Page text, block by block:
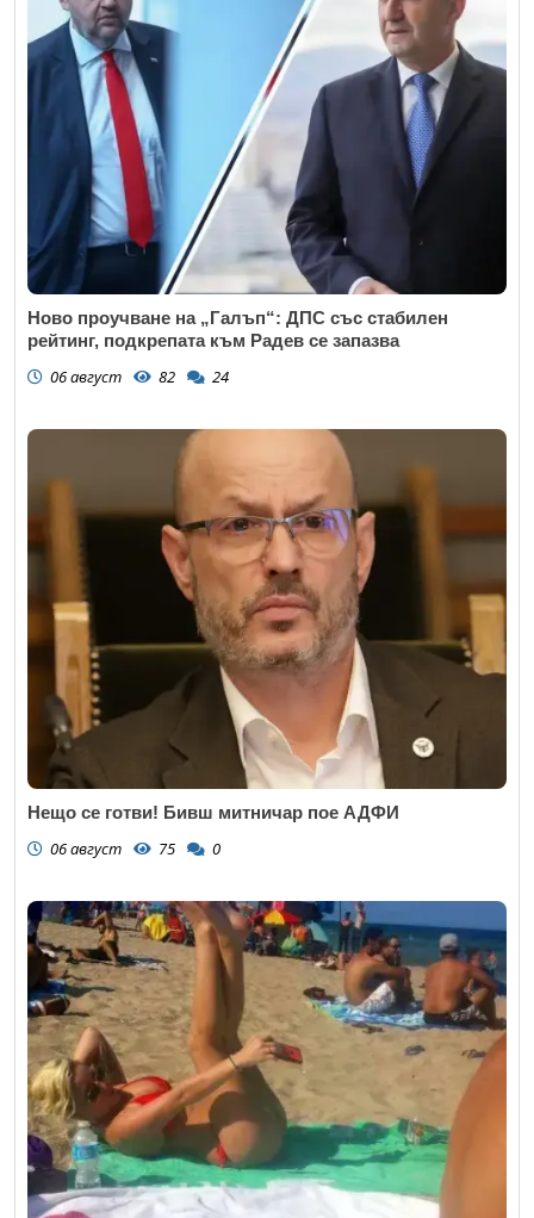
Откажи
Коментар*
Ново проучване на „Галъп“: ДПС със стабилен
рейтинг, подкрепата към Радев се запазва
06 август 82 24
Нещо се готви! Бивш митничар пое АДФИ
06 август 75 0